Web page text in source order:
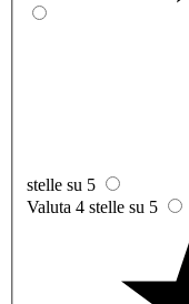
stelle su 5
Valuta 4 stelle su 5